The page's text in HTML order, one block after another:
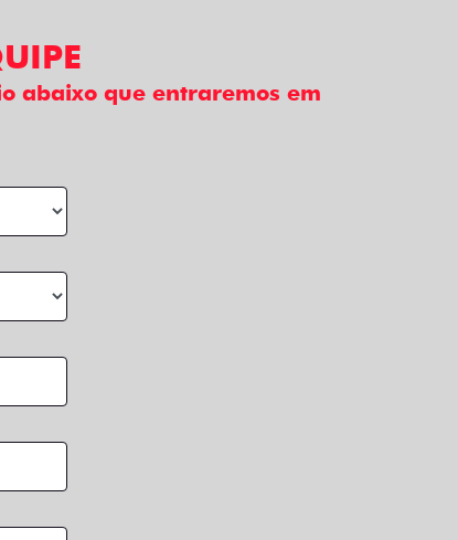
abaixo que entraremos em